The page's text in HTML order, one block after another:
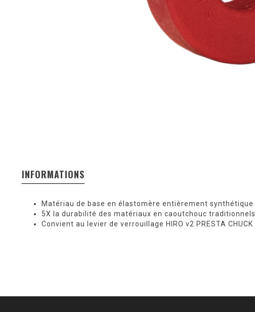
INFORMATIONS
Matériau de base en élastomère entièrement synthétique
5X la durabilité des matériaux en caoutchouc traditionnels
Convient au levier de verrouillage HIRO v2 PRESTA CHUCK